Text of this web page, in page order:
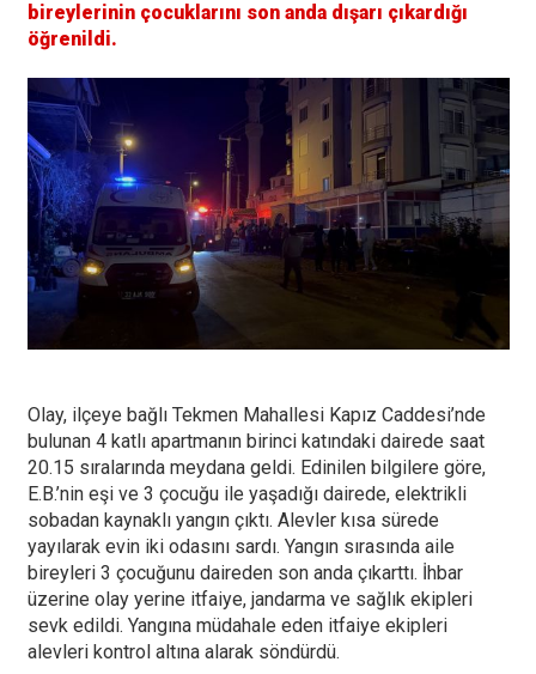
bireylerinin çocuklarını son anda dışarı çıkardığı
öğrenildi.
Olay, ilçeye bağlı Tekmen Mahallesi Kapız Caddesi’nde
bulunan 4 katlı apartmanın birinci katındaki dairede saat
20.15 sıralarında meydana geldi. Edinilen bilgilere göre,
E.B.’nin eşi ve 3 çocuğu ile yaşadığı dairede, elektrikli
sobadan kaynaklı yangın çıktı. Alevler kısa sürede
yayılarak evin iki odasını sardı. Yangın sırasında aile
bireyleri 3 çocuğunu daireden son anda çıkarttı. İhbar
üzerine olay yerine itfaiye, jandarma ve sağlık ekipleri
sevk edildi. Yangına müdahale eden itfaiye ekipleri
alevleri kontrol altına alarak söndürdü.